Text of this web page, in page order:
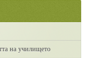
на училището